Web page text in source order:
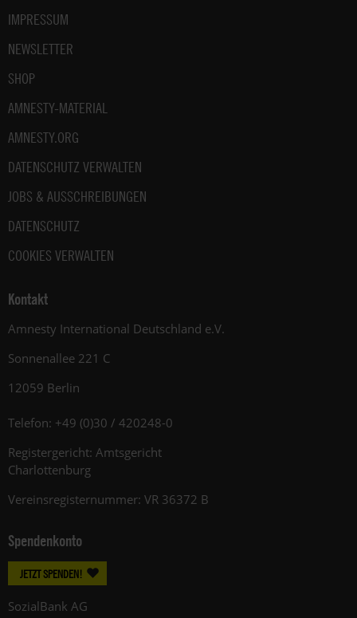
IMPRESSUM
NEWSLETTER
SHOP
AMNESTY-MATERIAL
AMNESTY.ORG
DATENSCHUTZ VERWALTEN
JOBS & AUSSCHREIBUNGEN
DATENSCHUTZ
COOKIES VERWALTEN
Kontakt
Amnesty International Deutschland e.V.
Sonnenallee 221 C
12059 Berlin
Telefon: +49 (0)30 / 420248-0
Registergericht: Amtsgericht
Charlottenburg
Vereinsregisternummer: VR 36372 B
Spendenkonto
JETZT SPENDEN!
SozialBank AG